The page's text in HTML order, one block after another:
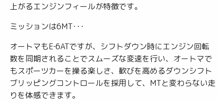
上がるエンジンフィールが特徴です。
ミッションは6MT･･･
オートマもE‐6ATですが、シフトダウン時にエンジン回転
数を同期されることでスムーズな変速を行い、オートマで
もスポーツカーを操る楽しさ、歓びを高めるダウンシフト
ブリッピングコントロールを採用して、MTと変わらない走
りを体感できます。